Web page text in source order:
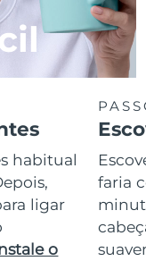
habitual
ligar
o
faria